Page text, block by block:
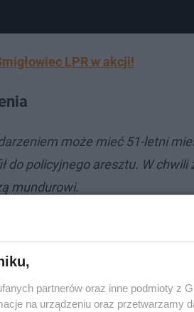
LPR w akcji!
może mieć 51-letni
policyjnego aresztu. W chwili
mundurowi.
partnerów oraz inne podmioty z
na urządzeniu oraz przetwarzamy